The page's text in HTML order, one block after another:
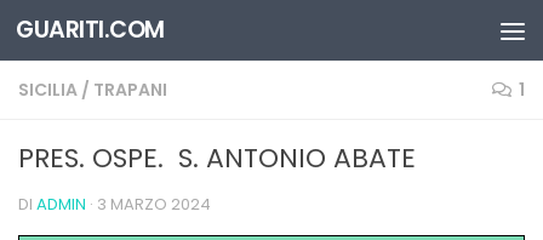
Salta al contenuto
GUARITI.COM
SICILIA / TRAPANI 1
PRES. OSPE. S. ANTONIO ABATE
DI ADMIN · 3 MARZO 2024